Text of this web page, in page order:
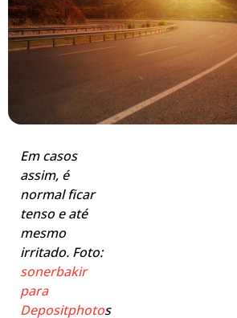
Em casos
assim, é
normal ficar
tenso e até
mesmo
irritado. Foto:
sonerbakir
para
Depositphotos